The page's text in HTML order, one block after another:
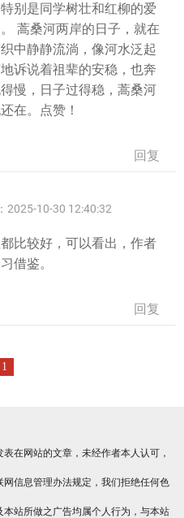
别是同学树壮和红柳的爱
蒿桑河两岸的日子，就在
中静静流淌，像河水泛起
诉说着祖辈的安稳，也奔
慢，日子过得稳，蒿桑河
在。点赞！
回复
2025-10-30 12:40:32
比较好，可以看出，作者
借鉴。
回复
1
在网站的文章，未经作者本人认可，
信息管理办法规定，我们拒绝任何色
站所做之广告均属个人行为，与本站